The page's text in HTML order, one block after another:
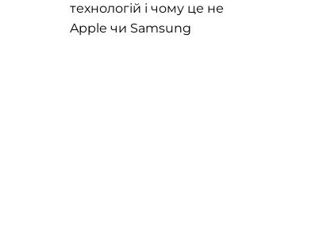
технологій і чому це не
Apple чи Samsung